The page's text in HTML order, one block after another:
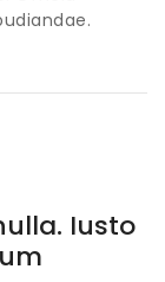
Iusto